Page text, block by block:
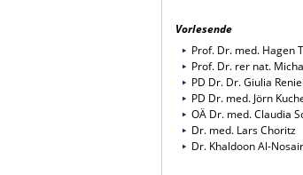
Vorlesende
Prof. Dr. med. Hagen
Prof. Dr. rer nat.
PD Dr. Dr. Giulia
PD Dr. med. Jörn
OÄ Dr. med. Claudia
Dr. med. Lars Choritz
Dr. Khaldoon Al-